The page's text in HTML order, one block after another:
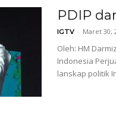
PDIP
IGTV - Maret 30,
Oleh: HM
Indonesia
lanskap politik